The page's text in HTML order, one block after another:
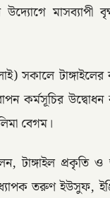
উদ্যোগে
সকালে টাঙ্গাইলের
কর্মসূচির উদ্বোধন
বেগম।
টাঙ্গাইল প্রকৃতি ও
তরুণ ইউসুফ,